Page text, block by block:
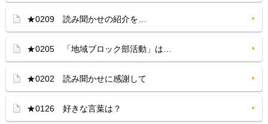
★0209 読み聞かせの紹介を…
★0205 「地域ブロック部活動」は…
★0202 読み聞かせに感謝して
★0126 好きな言葉は？